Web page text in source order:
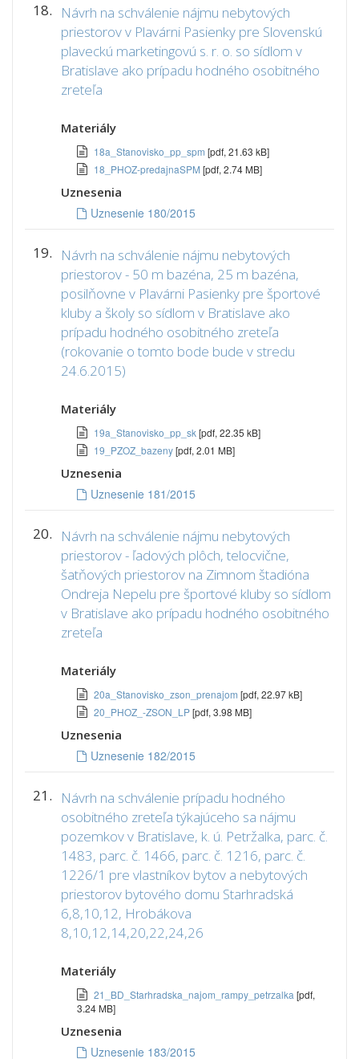
18.
Návrh na schválenie nájmu nebytových
priestorov v Plavárni Pasienky pre Slovenskú
plaveckú marketingovú s. r. o. so sídlom v
Bratislave ako prípadu hodného osobitného
zreteľa
Materiály
18a_Stanovisko_pp_spm [pdf, 21.63 kB]
18_PHOZ-predajnaSPM [pdf, 2.74 MB]
Uznesenia
Uznesenie 180/2015
19.
Návrh na schválenie nájmu nebytových
priestorov - 50 m bazéna, 25 m bazéna,
posilňovne v Plavárni Pasienky pre športové
kluby a školy so sídlom v Bratislave ako
prípadu hodného osobitného zreteľa
(rokovanie o tomto bode bude v stredu
24.6.2015)
Materiály
19a_Stanovisko_pp_sk[pdf, 22.35 kB]
19_PZOZ_bazeny[pdf, 2.01 MB]
Uznesenia
Uznesenie 181/2015
20.
Návrh na schválenie nájmu nebytových
priestorov - ľadových plôch, telocvične,
šatňových priestorov na Zimnom štadióna
Ondreja Nepelu pre športové kluby so sídlom
v Bratislave ako prípadu hodného osobitného
zreteľa
Materiály
20a_Stanovisko_zson_prenajom [pdf, 22.97 kB]
20_PHOZ_-ZSON_LP[pdf, 3.98 MB]
Uznesenia
Uznesenie 182/2015
21.
Návrh na schválenie prípadu hodného
osobitného zreteľa týkajúceho sa nájmu
pozemkov v Bratislave, k. ú. Petržalka, parc. č.
1483, parc. č. 1466, parc. č. 1216, parc. č.
1226/1 pre vlastníkov bytov a nebytových
priestorov bytového domu Starhradská
6,8,10,12, Hrobákova
8,10,12,14,20,22,24,26
Materiály
21_BD_Starhradska_najom_rampy_petrzalka [pdf,
3.24 MB]
Uznesenia
Uznesenie 183/2015